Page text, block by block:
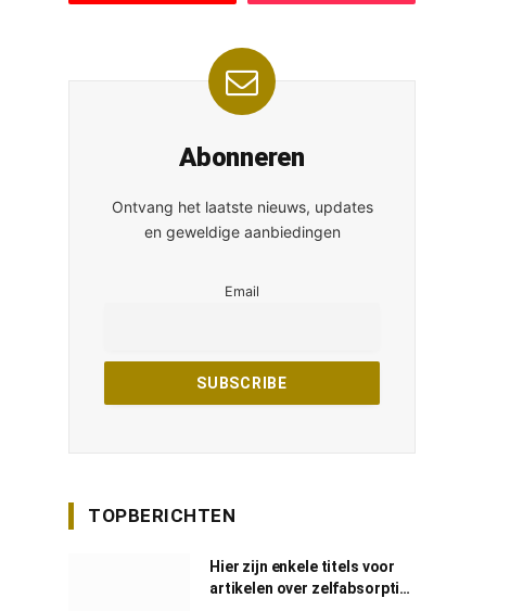
Abonneren
Ontvang het laatste nieuws, updates
en geweldige aanbiedingen
Email
TOPBERICHTEN
Hier zijn enkele titels voor
artikelen over zelfabsorptie